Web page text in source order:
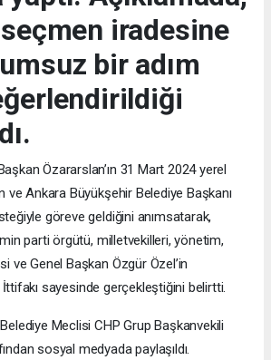
iradesine
bir adım
Özararslan’ın 31 Mart 2024 yerel
Ankara Büyükşehir Belediye Başkanı
göreve geldiğini anımsatarak,
parti örgütü, milletvekilleri, yönetim,
ve Genel Başkan Özgür Özel’in
sayesinde gerçekleştiğini belirtti.
Meclisi CHP Grup Başkanvekili
sosyal medyada paylaşıldı.